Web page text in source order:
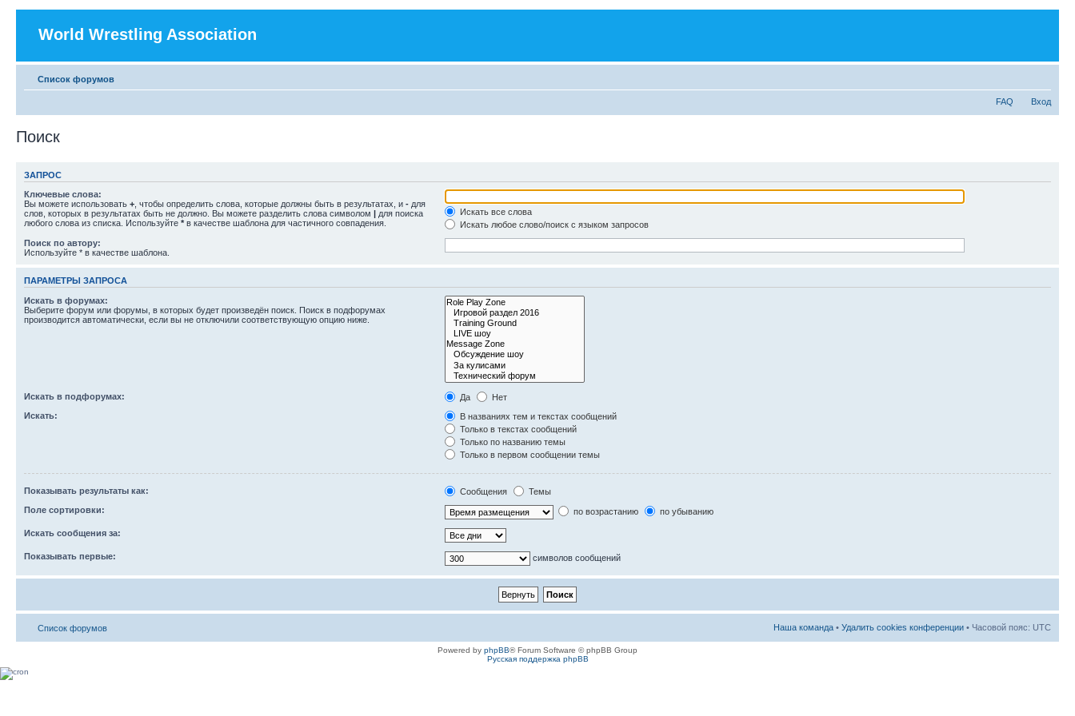
World Wrestling Association
Список форумов
FAQ Вход
Поиск
ЗАПРОС
Ключевые слова:
Вы можете использовать + , чтобы определить слова, которые должны быть в результатах, и - для
слов, которых в результатах быть не должно. Вы можете разделить слова символом | для поиска
любого слова из списка. Используйте * в качестве шаблона для частичного совпадения.
Искать все слова
Искать любое слово/поиск с языком запросов
Поиск по автору:
Используйте * в качестве шаблона.
ПАРАМЕТРЫ ЗАПРОСА
Искать в форумах:
Выберите форум или форумы, в которых будет произведён поиск. Поиск в подфорумах
производится автоматически, если вы не отключили соответствующую опцию ниже.
Искать в подфорумах: Да
Нет
Искать:
В названиях тем и текстах сообщений
Только в текстах сообщений
Только по названию темы
Только в первом сообщении темы
Показывать результаты как: Сообщения
Темы
Поле сортировки:
по возрастанию по убыванию
Искать сообщения за:
Показывать первые: символов сообщений
Список форумов Наша команда • Удалить cookies конференции • Часовой пояс: UTC
Powered by phpBB® Forum Software © phpBB Group
Русская поддержка phpBB